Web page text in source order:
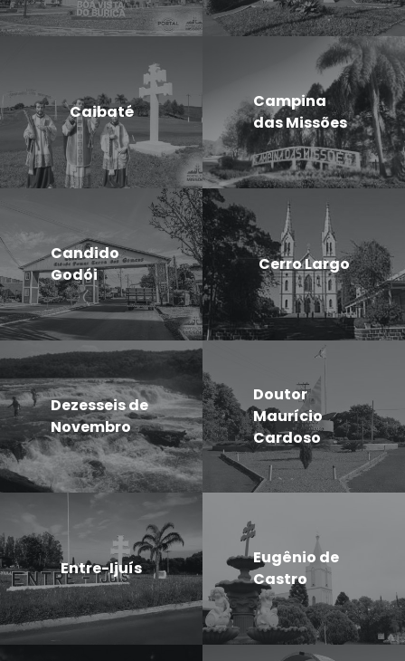
Caibaté
Campina
das Missões
Candido
Godói
Cerro Largo
Dezesseis de
Novembro
Doutor
Maurício
Cardoso
Entre-Ijuís
Eugênio de
Castro